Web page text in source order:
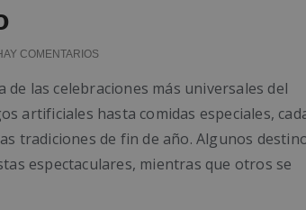
COMENTARIOS
de las celebraciones más universales del
artificiales hasta comidas especiales,
tradiciones de fin de año. Algunos
espectaculares, mientras que otros se